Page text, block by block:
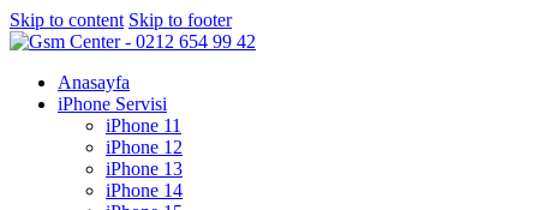
Skip to content Skip to footer
Anasayfa
iPhone Servisi
iPhone 11
iPhone 12
iPhone 13
iPhone 14